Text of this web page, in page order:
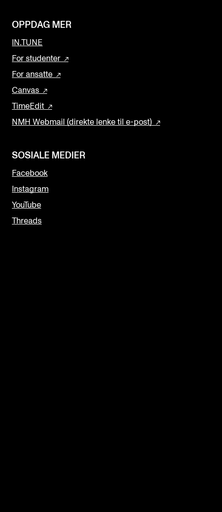
OPPDAG MER
IN.TUNE
For studenter
For ansatte
Canvas
TimeEdit
NMH Webmail (direkte lenke til e-post)
SOSIALE MEDIER
Facebook
Instagram
YouTube
Threads